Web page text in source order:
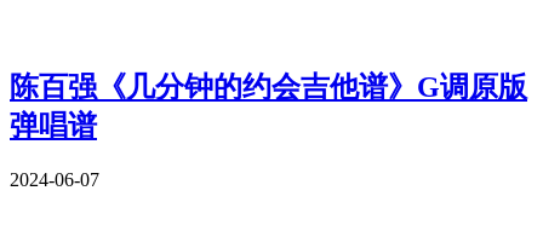
陈百强《几分钟的约会吉他谱》G调原版
弹唱谱
2024-06-07